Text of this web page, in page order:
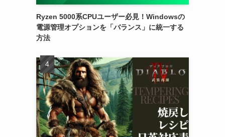
Ryzen 5000系CPUユーザー必見！Windowsの
電源管理オプションを「バランス」に統一する
方法